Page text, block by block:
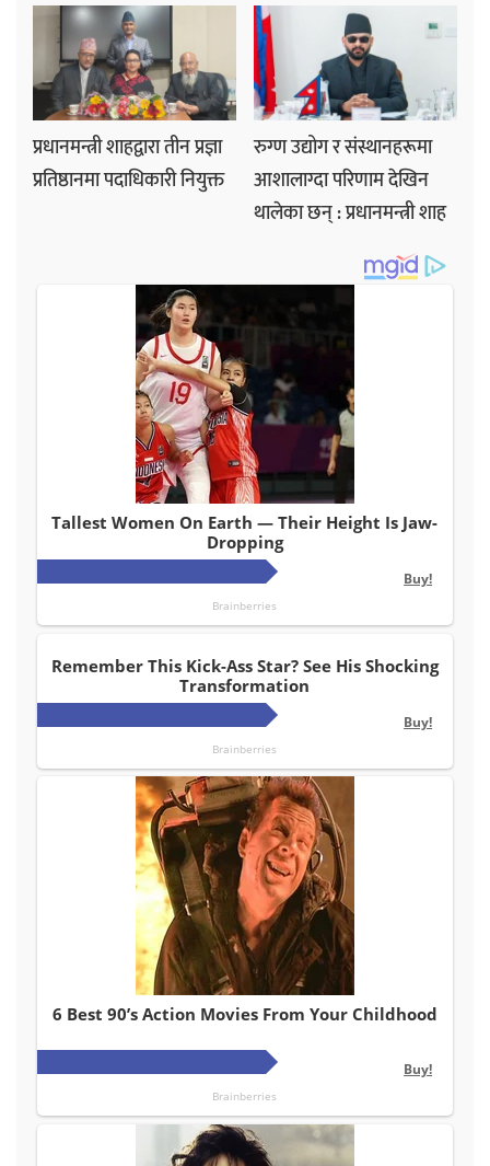
प्रधानमन्त्री शाहद्वारा तीन प्रज्ञा
प्रतिष्ठानमा पदाधिकारी नियुक्त
रुग्ण उद्योग र संस्थानहरूमा
आशालाग्दा परिणाम देखिन
थालेका छन् : प्रधानमन्त्री शाह